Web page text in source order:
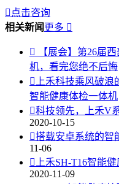
 点击咨询
相关新闻 更多 

【展会】第26届
机，看完您绝不后悔
 上禾科技乘风破
智能健康体检一体机
科技领先，上禾V
2020-10-15
搭载安卓系统的智
11-06
 上禾SH-T16智能
2020-11-09